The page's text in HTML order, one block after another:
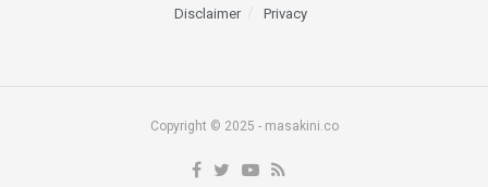
Disclaimer
Privacy
Copyright © 2025 - masakini.co